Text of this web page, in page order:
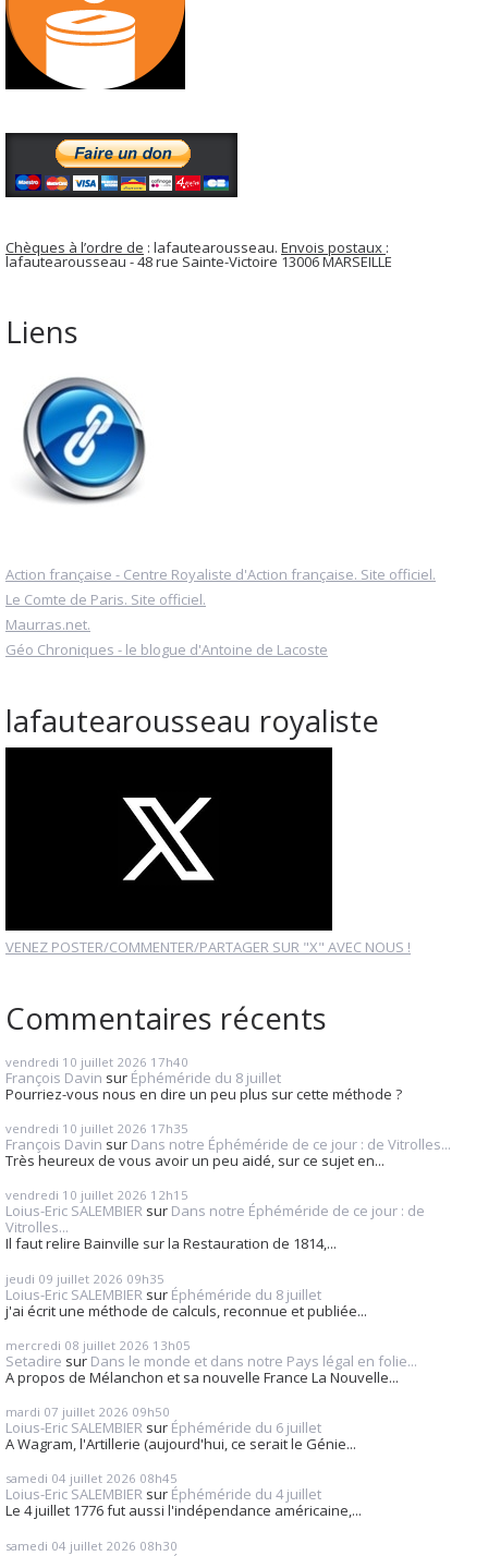
Chèques à l’ordre de : lafautearousseau. Envois postaux :
lafautearousseau - 48 rue Sainte-Victoire 13006 MARSEILLE
Liens
Action française - Centre Royaliste d'Action française. Site officiel.
Le Comte de Paris. Site officiel.
Maurras.net.
Géo Chroniques - le blogue d'Antoine de Lacoste
lafautearousseau royaliste
VENEZ POSTER/COMMENTER/PARTAGER SUR "X" AVEC NOUS !
Commentaires récents
vendredi 10 juillet 2026 17h40
François Davin sur Éphéméride du 8 juillet
Pourriez-vous nous en dire un peu plus sur cette méthode ?
vendredi 10 juillet 2026 17h35
François Davin sur Dans notre Éphéméride de ce jour : de Vitrolles...
Très heureux de vous avoir un peu aidé, sur ce sujet en...
vendredi 10 juillet 2026 12h15
Loius-Eric SALEMBIER sur Dans notre Éphéméride de ce jour : de
Vitrolles...
Il faut relire Bainville sur la Restauration de 1814,...
jeudi 09 juillet 2026 09h35
Loius-Eric SALEMBIER sur Éphéméride du 8 juillet
j'ai écrit une méthode de calculs, reconnue et publiée...
mercredi 08 juillet 2026 13h05
Setadire sur Dans le monde et dans notre Pays légal en folie...
A propos de Mélanchon et sa nouvelle France La Nouvelle...
mardi 07 juillet 2026 09h50
Loius-Eric SALEMBIER sur Éphéméride du 6 juillet
A Wagram, l'Artillerie (aujourd'hui, ce serait le Génie...
samedi 04 juillet 2026 08h45
Loius-Eric SALEMBIER sur Éphéméride du 4 juillet
Le 4 juillet 1776 fut aussi l'indépendance américaine,...
samedi 04 juillet 2026 08h30